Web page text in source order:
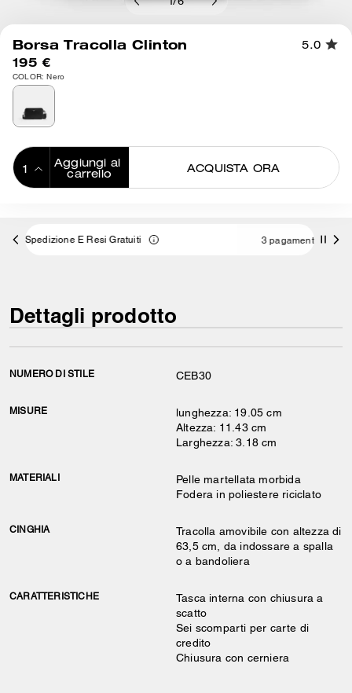
1/6
Borsa Tracolla Clinton 5.0
195 €
COLOR: Nero
Aggiungi al
carrello
ACQUISTA ORA
3 pagamenti da 65,00 € a interessi 0% con
Dettagli prodotto
NUMERO DI STILE CEB30
MISURE
lunghezza: 19.05 cm
Altezza: 11.43 cm
Larghezza: 3.18 cm
MATERIALI
Pelle martellata morbida
Fodera in poliestere riciclato
CINGHIA
Tracolla amovibile con altezza di
63,5 cm, da indossare a spalla
o a bandoliera
CARATTERISTICHE
Tasca interna con chiusura a
scatto
Sei scomparti per carte di
credito
Chiusura con cerniera